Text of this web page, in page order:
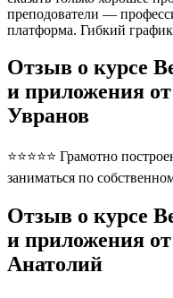
преподователи —
платформа. Гибкий
Отзыв о курсе
и приложения
Увранов
⭐⭐⭐⭐⭐ Грамотно
заниматься по
Отзыв о курсе
и приложения
Анатолий